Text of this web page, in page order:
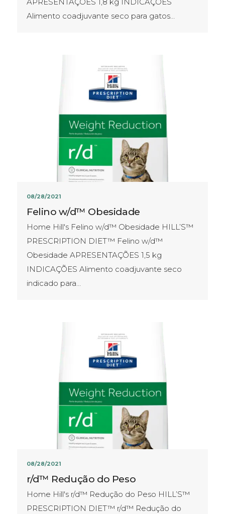
Alimento coadjuvante seco para gatos…
08/28/2021
Felino w/d™ Obesidade
Home Hill's Felino w/d™ Obesidade HILL’S™
PRESCRIPTION DIET™ Felino w/d™
Obesidade APRESENTAÇÕES​ 1,5 kg
INDICAÇÕES Alimento coadjuvante seco
indicado para…
08/28/2021
r/d™ Redução do Peso
Home Hill's r/d™ Redução do Peso HILL’S™
PRESCRIPTION DIET™ r/d™ Redução do